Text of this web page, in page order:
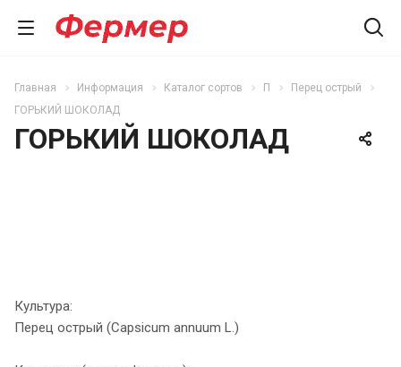
Главная Информация Каталог сортов П
Перец острый
ГОРЬКИЙ ШОКОЛАД
ГОРЬКИЙ ШОКОЛАД
Культура:
Перец острый (Capsicum annuum L.)